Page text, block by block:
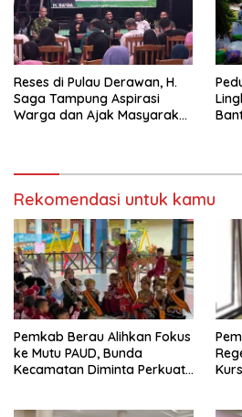
Reses di Pulau Derawan, H.
Saga Tampung Aspirasi
Warga dan Ajak Masyarakat
Rekomendasi untuk kamu
Pemkab Berau Alihkan Fokus
ke Mutu PAUD, Bunda
Kecamatan Diminta Perkuat